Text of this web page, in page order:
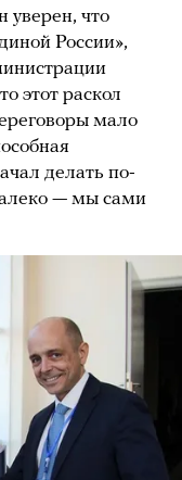
что
России»,
этот раскол
мало
делать по-
— мы сами